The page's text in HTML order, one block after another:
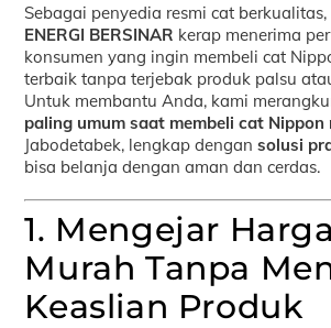
Sebagai penyedia resmi cat berkualitas,
ENERGI BERSINAR kerap menerima
konsumen yang ingin membeli cat
terbaik tanpa terjebak produk palsu
Untuk membantu Anda, kami
paling umum saat membeli cat Nippon
Jabodetabek, lengkap dengansolusi
bisa belanja dengan aman dan cerdas.
1. Mengejar
Murah Tanpa
Keaslian Produk